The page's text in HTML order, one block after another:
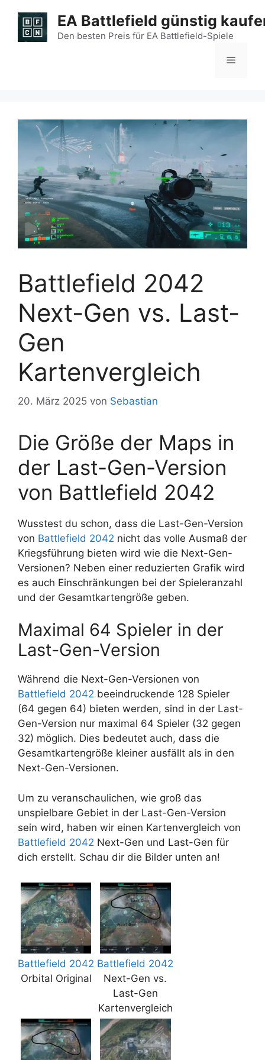
Inhalt
springen
EA Battlefield günstig
Den besten Preis für EA Battlefield-Spiele
Menü
Battlefield 2042
Next-Gen vs. Last-
Gen
Kartenvergleich
20. März 2025 von Sebastian
Die Größe der Maps in
der Last-Gen-Version
von Battlefield 2042
Wusstest du schon, dass die Last-Gen-Version
von Battlefield 2042 nicht das volle Ausmaß der
Kriegsführung bieten wird wie die Next-Gen-
Versionen? Neben einer reduzierten Grafik wird
es auch Einschränkungen bei der Spieleranzahl
und der Gesamtkartengröße geben.
Maximal 64 Spieler in der
Last-Gen-Version
Während die Next-Gen-Versionen von
Battlefield 2042 beeindruckende 128 Spieler
(64 gegen 64) bieten werden, sind in der Last-
Gen-Version nur maximal 64 Spieler (32 gegen
32) möglich. Dies bedeutet auch, dass die
Gesamtkartengröße kleiner ausfällt als in den
Next-Gen-Versionen.
Um zu veranschaulichen, wie groß das
unspielbare Gebiet in der Last-Gen-Version
sein wird, haben wir einen Kartenvergleich von
Battlefield 2042 Next-Gen und Last-Gen für
dich erstellt. Schau dir die Bilder unten an!
Battlefield 2042
Orbital Original
Battlefield 2042
Next-Gen vs.
Last-Gen
Kartenvergleich